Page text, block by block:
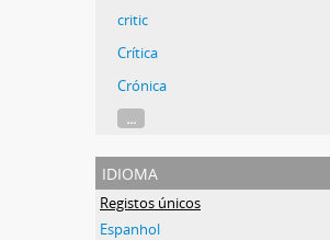
critic
Crítica
Crónica
...
idioma
Registos únicos
Espanhol